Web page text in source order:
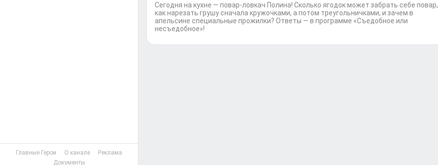
Главные Герои О канале
Реклама
Документы
Сегодня на кухне — повар-ловкач Полина! Сколько ягодок может забрать себе повар,
как нарезать грушу сначала кружочками, а потом треугольничками, и зачем в
апельсине специальные прожилки? Ответы — в программе «Съедобное или
несъедобное»!